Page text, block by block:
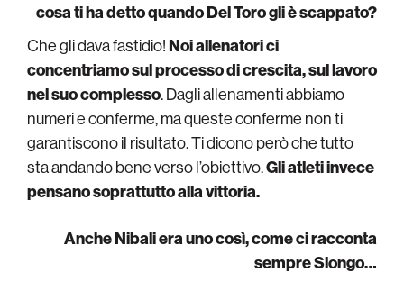
cosa ti ha detto quando Del Toro gli è scappato?
Che gli dava fastidio!Noi allenatori ci
concentriamo sul processo di crescita, sul lavoro
nel suo complesso. Dagli allenamenti abbiamo
numeri e conferme, ma queste conferme non ti
garantiscono il risultato. Ti dicono però che tutto
sta andando bene verso l’obiettivo.Gli atleti invece
pensano soprattutto alla vittoria.
Anche Nibali era uno così, come ci racconta
sempre Slongo…